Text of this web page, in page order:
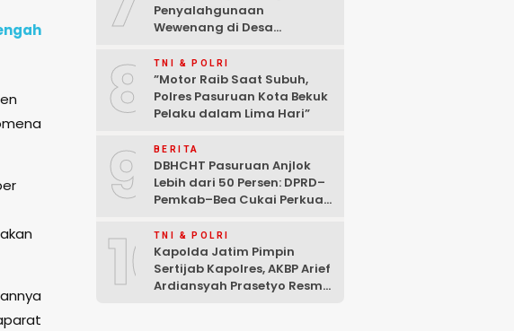
Penyalahgunaan
Wewenang di Desa
Mencuat
8 TNI & POLRI
‎”Motor Raib Saat Subuh,
Polres Pasuruan Kota Bekuk
Pelaku dalam Lima Hari” ‎
9 BERITA
DBHCHT Pasuruan Anjlok
Lebih dari 50 Persen: DPRD–
Pemkab–Bea Cukai Perkuat
Rokok Ilegal
10TNI & POLRI
Kapolda Jatim Pimpin
Sertijab Kapolres, AKBP Arief
Ardiansyah Prasetyo Resmi